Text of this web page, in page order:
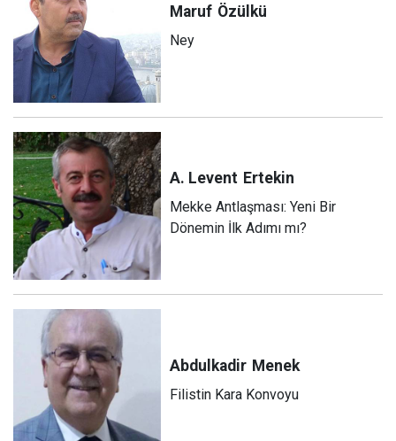
Maruf Özülkü
Ney
A. Levent Ertekin
Mekke Antlaşması: Yeni Bir
Dönemin İlk Adımı mı?
Abdulkadir Menek
Filistin Kara Konvoyu